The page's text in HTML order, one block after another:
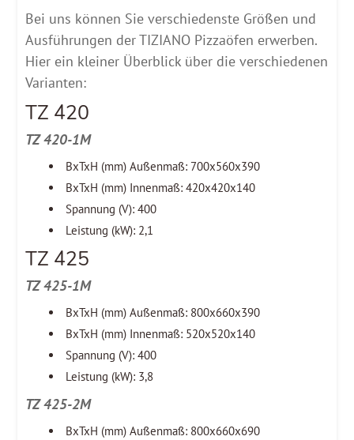
Bei uns können Sie verschiedenste Größen und
Ausführungen der TIZIANO Pizzaöfen erwerben.
Hier ein kleiner Überblick über die verschiedenen
Varianten:
TZ 420
TZ 420-1M
BxTxH (mm) Außenmaß: 700x560x390
BxTxH (mm) Innenmaß: 420x420x140
Spannung (V): 400
Leistung (kW): 2,1
TZ 425
TZ 425-1M
BxTxH (mm) Außenmaß: 800x660x390
BxTxH (mm) Innenmaß: 520x520x140
Spannung (V): 400
Leistung (kW): 3,8
TZ 425-2M
BxTxH (mm) Außenmaß: 800x660x690